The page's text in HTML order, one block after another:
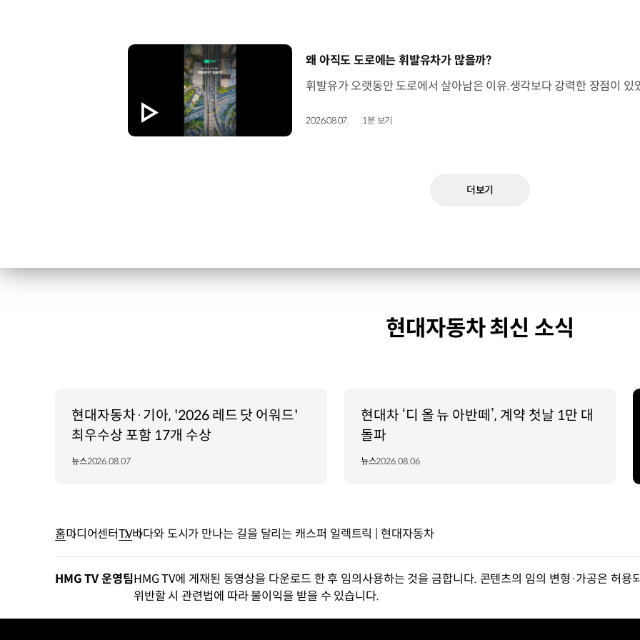
[동영상]
왜 아직도 도로에는 휘발유차가 많을까?
2026.08.07. 1분 보기
더보기
현대자동차 최신 소식
현대자동차·기아, '2026 레드 닷 어워드'
최우수상 포함 17개 수상
뉴스2026.08.07
현대차 ‘디 올 뉴 아반떼’, 계약 첫날 1만 대
돌파
뉴스2026.08.06
홈미디어센터TV바다와 도시가 만나는 길을 달리는 캐스퍼 일렉트릭 | 현대자동차
HMG TV 운영팀HMG TV에 게재된 동영상을 다운로드 한 후 임의사용하는 것을 금합니다. 콘텐츠의 임의 변형·가공은 허
위반할 시 관련법에 따라 불이익을 받을 수 있습니다.